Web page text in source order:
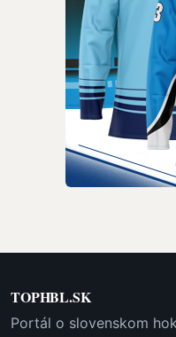
TOPHBL.SK
Portál o slovenskom